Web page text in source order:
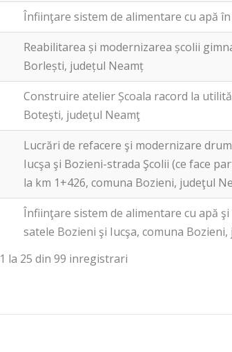
Înfiinţare sistem de alimentare cu apă
Reabilitarea și modernizarea școlii
Borlești, județul Neamț
Construire atelier Școala racord la
Boteşti, judeţul Neamţ
Lucrări de refacere şi modernizare
Iucşa şi Bozieni-strada Şcolii (ce face
la km 1+426, comuna Bozieni, judeţul
Înfiinţare sistem de alimentare cu apă
satele Bozieni şi Iucşa, comuna
la 25 din 99 inregistrari